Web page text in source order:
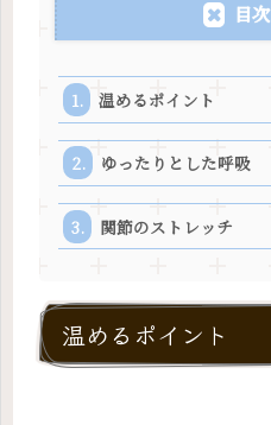
目次
温めるポイント
ゆったりとした呼吸
関節のストレッチ
温めるポイント